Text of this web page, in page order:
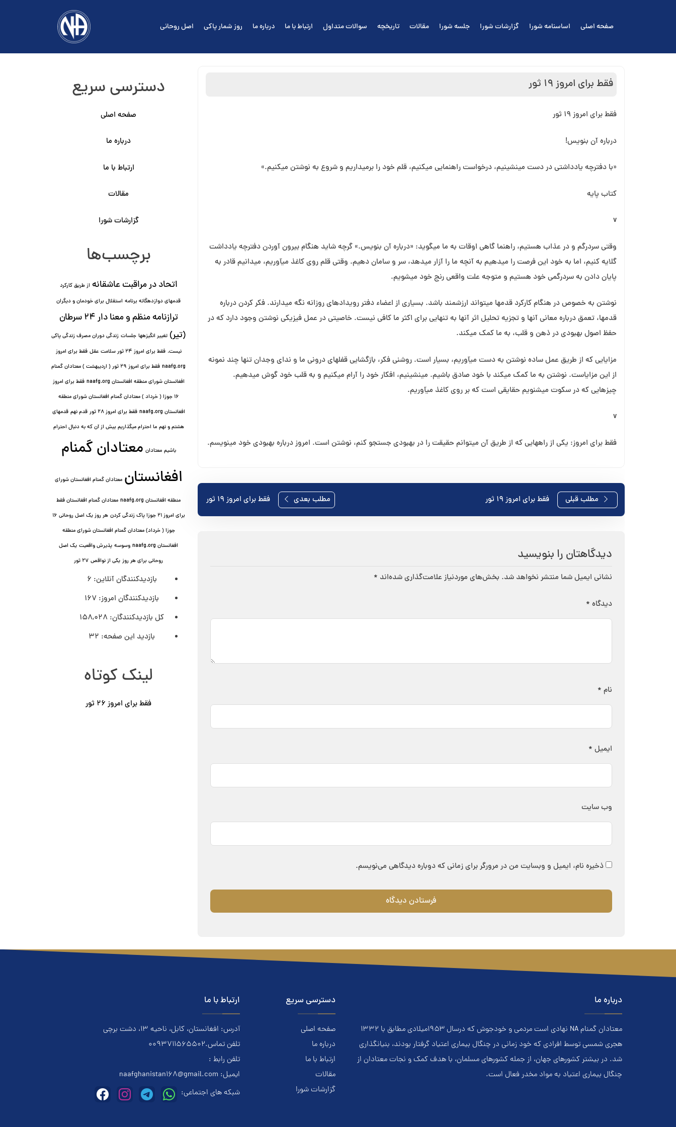
صفحه اصلی اساسنامه شورا گزارشات شورا جلسه شورا مقالات تاریخچه سوالات متداول ارتباط با ما درباره ما روز شمار پاکی اصل روحانی
فقط برای امروز ١٩ ثور
فقط برای امروز ١٩ ثور
درباره آن بنویس!
«با دفترچه یادداشتی در دست می⁯نشینیم، درخواست راهنمایی می⁯کنیم، قلم خود را برمی⁯داریم و شروع به نوشتن می⁯کنیم.»
کتاب پایه
v
وقتی سردرگم و در عذاب هستیم، راهنما گاهی اوقات به ما می⁯گوید: «درباره آن بنویس.» گرچه شاید هنگام بیرون آوردن دفترچه یادداشت
گلایه کنیم، اما به خود این فرصت را می⁯دهیم به آنچه ما را آزار می⁯دهد، سر و سامان دهیم. وقتی قلم روی کاغذ می⁯آوریم، می⁯دانیم قادر به
پایان دادن به سردرگمی خود هستیم و متوجه علت واقعی رنج خود می⁯شویم.
نوشتن به خصوص در هنگام کارکرد قدمها می⁯تواند ارزشمند باشد. بسیاری از اعضاء دفتر رویدادهای روزانه نگه می⁯دارند. فکر کردن درباره
قدمها، تعمق درباره معانی آنها و تجزیه تحلیل اثر آنها به تنهایی برای اکثر ما کافی نیست. خاصیتی در عمل فیزیکی نوشتن وجود دارد که در
حفظ اصول بهبودی در ذهن و قلب، به ما کمک می⁯کند.
مزایایی که از طریق عمل ساده نوشتن به دست می⁯آوریم، بسیار است. روشنی فکر، بازگشایی قفل⁯های درونی ما و ندای وجدان تنها چند نمونه
از این مزایاست. نوشتن به ما کمک می⁯کند با خود صادق باشیم. می⁯نشینیم، افکار خود را آرام می⁯کنیم و به قلب خود گوش می⁯دهیم.
چیزهایی که در سکوت می⁯شنویم حقایقی است که بر روی کاغذ می⁯آوریم.
v
فقط برای امروز: یکی از راههایی که از طریق آن می⁯توانم حقیقت را در بهبودی جستجو کنم، نوشتن است. امروز درباره بهبودی خود می⁯نویسم.
راهبری
مطلب قبلی فقط برای امروز ١٩ ثور مطلب بعدی فقط برای امروز ١٩ ثور
دیدگاهتان را بنویسید
نشانی ایمیل شما منتشر نخواهد شد. بخش‌های موردنیاز علامت‌گذاری شده‌اند *
دیدگاه *
نام *
ایمیل *
وب‌ سایت
ذخیره نام، ایمیل و وبسایت من در مرورگر برای زمانی که دوباره دیدگاهی می‌نویسم.
دسترسی سریع
صفحه اصلی
درباره ما
ارتباط با ما
مقالات
گزارشات شورا
برچسب‌ها
اتحاد در مراقبت عاشقانه از طریق کارکرد
قدمهای دوازده⁯گانه برنامه استقلال برای خودمان و دیگران
ترازنامه منظم و معنا دار ٢۴ سرطان
(تیر) تغییر انگیزه⁯ها جلسات زندگی دوران مصرف زندگی پاکی
نیست. فقط برای امروز 24 ثور سلامت عقل
فقط برای امروز
naafg.org
فقط برای امروز ٢٩ ثور ( اردیبهشت ) معتادان گمنام
افغانستان شورای منطقه افغانستان naafg.org
فقط برای امروز
۱۶ جوزا ( خرداد ) معتادان گمنام افغانستان شورای منطقه
افغانستان naafg.org
فقط برای امروز ۲۸ ثور قدم نهم قدمهای
هشتم و نهم ما احترام میگذاریم بیش از آن که به دنبال احترام
باشیم معتادان معتادان گمنام
افغانستان معتادان گمنام افغانستان شورای
منطقه افغانستان naafg.org
معتادان گمنام افغانستان فقط
برای امروز ۲۱ جوزا پاک زندگی کردن
هر روز یک اصل روحانی ۱۶
جوزا ( خرداد) معتادان گمنام افغانستان شورای منطقه
افغانستان naafg.org
وسوسه پذيرش واقعیت یک اصل
روحانی برای هر روز یکی از نواقص ۲۷ ثور
بازدیدکنندگان آنلاین: 6
بازدیدکنندگان امروز: 167
کل بازدیدکنند‌گان: 158,028
بازدید این صفحه: 32
لینک کوتاه
فقط برای امروز ٢۶ ثور
درباره ما
معتادان گمنام NA نهادي است مردمي و خودجوش که درسال ۱۹۵۳ميلادي مطابق با ۱۳۳۲
هجري‌ شمسي توسط افرادي که خود زماني در چنگال بیماری اعتياد گرفتار بودند، بنيانگذاري
شد. در بيشتر کشور‌هاي جهان، از جمله کشور‌هاي مسلمان، با هدف کمک و نجات معتادان از
چنگال بیماری اعتياد به مواد مخدر فعال است.
دسترسی سریع
صفحه اصلی
درباره ما
ارتباط با ما
مقالات
گزارشات شورا
ارتباط با ما
آدرس: افغانستان، کابل، ناحیه ۱۳، دشت برچی
تلفن تماس.0093711565502
تلفن رابط :
ایمیل: naafghanistan168@gmail.com
شبکه های اجتماعی: